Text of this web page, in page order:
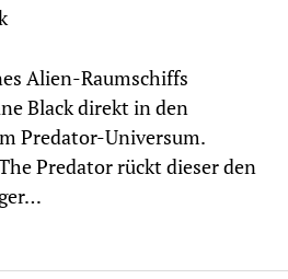
Alien-Raumschiffs
Black direkt in den
Predator-Universum.
Predator rückt dieser den